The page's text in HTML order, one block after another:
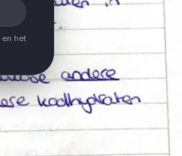
en het